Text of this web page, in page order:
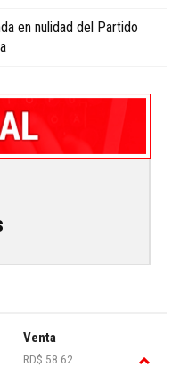
en nulidad del Partido
Venta
RD$ 58.62